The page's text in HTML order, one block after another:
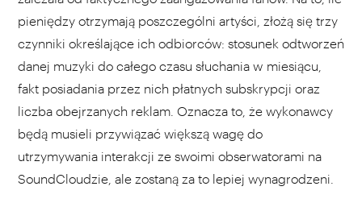
pieniędzy otrzymają poszczególni artyści, złożą się trzy
czynniki określające ich odbiorców: stosunek odtworzeń
danej muzyki do całego czasu słuchania w miesiącu,
fakt posiadania przez nich płatnych subskrypcji oraz
liczba obejrzanych reklam. Oznacza to, że wykonawcy
będą musieli przywiązać większą wagę do
utrzymywania interakcji ze swoimi obserwatorami na
SoundCloudzie, ale zostaną za to lepiej wynagrodzeni.